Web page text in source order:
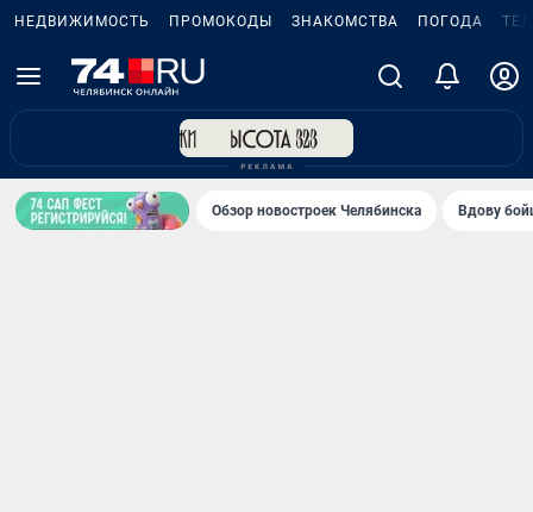
НЕДВИЖИМОСТЬ ПРОМОКОДЫ ЗНАКОМСТВА ПОГОДА
Обзор новостроек Челябинска Вдову